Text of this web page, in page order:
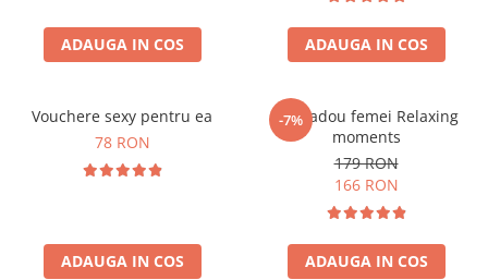
ADAUGA IN COS ADAUGA IN COS
Vouchere sexy pentru ea
78 RON
ADAUGA IN COS
-7%
Set cadou femei Relaxing
moments
179 RON
166 RON
ADAUGA IN COS